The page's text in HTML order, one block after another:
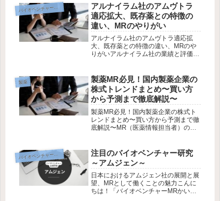
インサイト社の日本における展開とそ
の将来性、さらにMRとして働く魅力
に...
バイオベンチャー企業研究
アルナイラム社のアムヴトラ
適応拡大、既存薬との特徴の
違い、MRのやりがい
アルナイラム社のアムヴトラ適応拡
大、既存薬との特徴の違い、MRのや
りがいアルナイラム社の業績と評価ア
て、希少疾患治療薬の分野で注目を集
めています。同社が開発したRNAi
医...
製薬
製薬MR必見！国内製薬企業の
株式トレンドまとめ〜買い方
から予測まで徹底解説〜
製薬MR必見！国内製薬企業の株式ト
レンドまとめ〜買い方から予測まで徹
底解説〜MR（医薬情報担当者）の皆
挑みたいあなたへ、国内製薬企業の最
新株式トレンドを徹底解説します。製
薬...
バイオベンチャー企業研究
注目のバイオベンチャー研究
～アムジェン～
日本におけるアムジェン社の展開と展
望、MRとして働くことの魅力こんに
ちは！「バイオベンチャーMRかいり